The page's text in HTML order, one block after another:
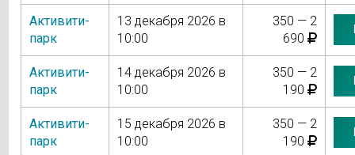
Активити-
парк
13 декабря 2026 в
10:00
350 — 2
690
Активити-
парк
14 декабря 2026 в
10:00
350 — 2
190
Активити-
парк
15 декабря 2026 в
10:00
350 — 2
190